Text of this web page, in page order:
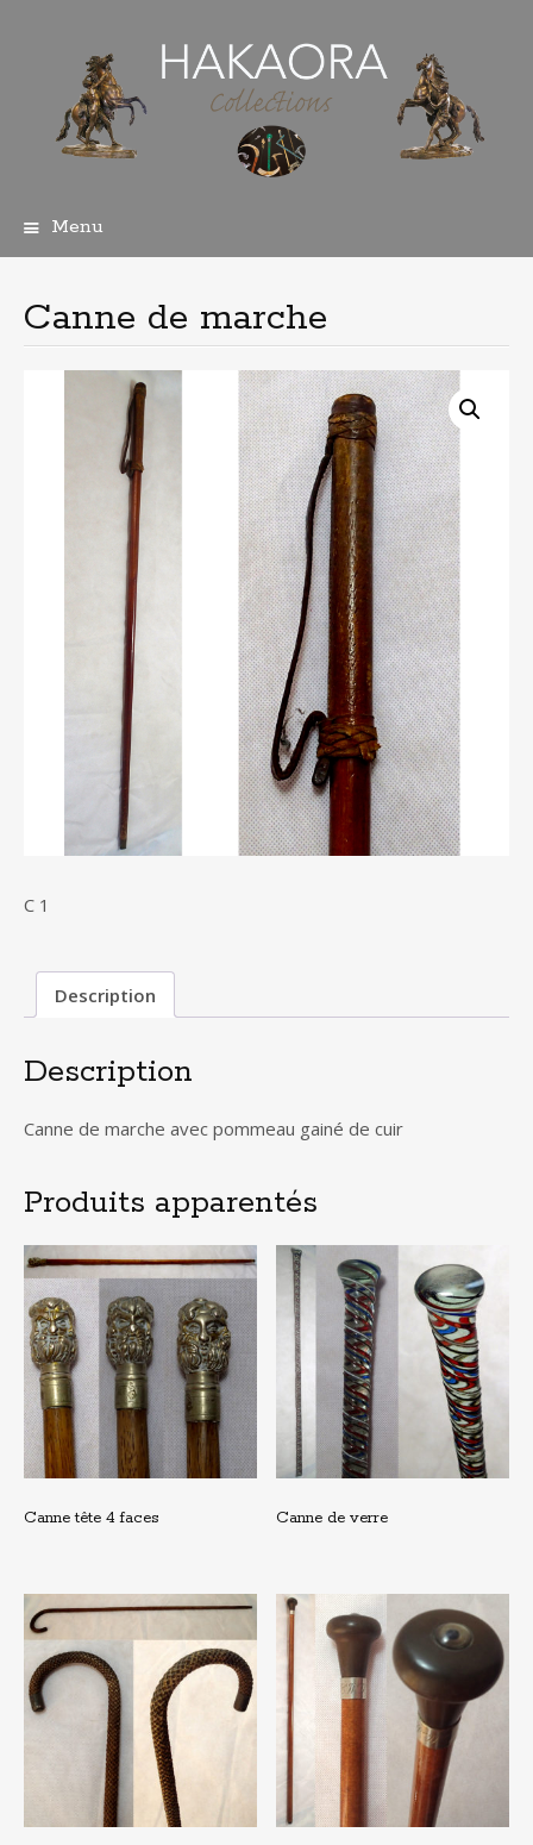
Menu
principal
Canne de marche
C 1
Description
Description
Canne de marche avec pommeau gainé de cuir
Produits apparentés
Canne tête 4 faces Canne de verre